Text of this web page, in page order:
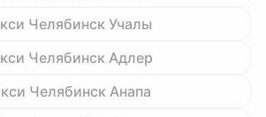
Челябинск Учалы
Челябинск Адлер
Челябинск Анапа